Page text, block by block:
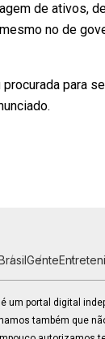
de ativos,
no de
para
Gente
é um portal digital
também que